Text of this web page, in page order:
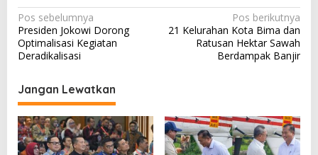
N
a
v
g
a
s
Pos sebelumnya
Presiden Jokowi Dorong
Optimalisasi Kegiatan
Deradikalisasi
Pos berikutnya
21 Kelurahan Kota Bima dan
Ratusan Hektar Sawah
Berdampak Banjir
Jangan Lewatkan